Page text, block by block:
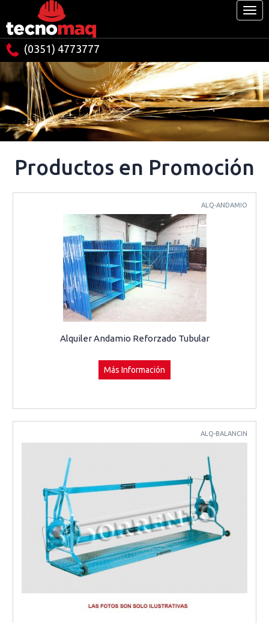
(0351) 4773777
Productos en Promoción
ALQ-ANDAMIO
Alquiler Andamio Reforzado Tubular
Más Información
ALQ-BALANCIN